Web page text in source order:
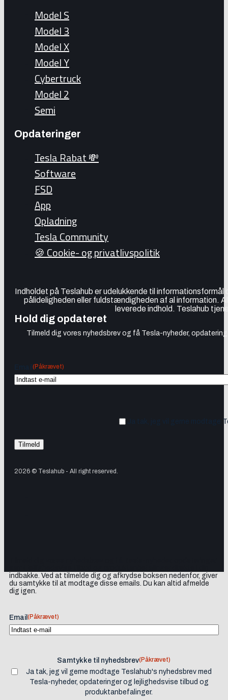
Model S
Model 3
Model X
Model Y
Cybertruck
Model 2
Semi
Opdateringer
Tesla Rabat 💸
Software
FSD
App
Opladning
Tesla Community
🍪 Cookie- og privatlivspolitik
Indholdet på Teslahub er udelukkende til
pålideligheden eller fuldstændigheden af al information.
leverede indhold. Teslahub
Hold dig opdateret
Tilmeld dig vores nyhedsbrev og få Tesla-nyheder,
(Påkrævet)
Ja tak, jeg vil gerne modtage
2026 © Teslahub - All right reserved.
indbakke. Ved at tilmelde dig og afkrydse boksen nedenfor, giver
du samtykke til at modtage disse emails. Du kan altid afmelde
dig igen.
Email (Påkrævet)
Samtykke til nyhedsbrev(Påkrævet)
Ja tak, jeg vil gerne modtage Teslahub's nyhedsbrev med
Tesla-nyheder, opdateringer og lejlighedsvise tilbud og
produktanbefalinger.